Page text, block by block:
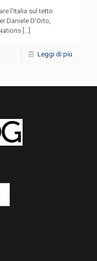
l’Italia sul tetto
Daniele D’Orto,
Leggi di più